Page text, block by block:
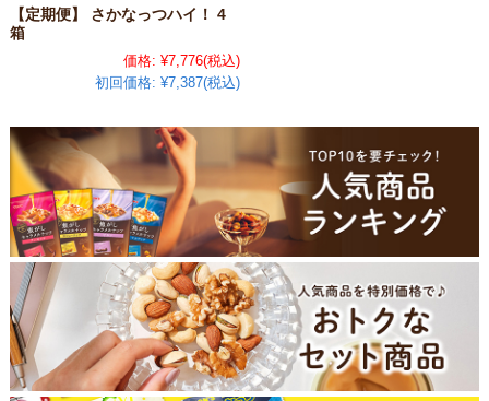
【定期便】 さかなっつハイ！ 4
箱
価格: ¥7,776(税込)
初回価格: ¥7,387(税込)